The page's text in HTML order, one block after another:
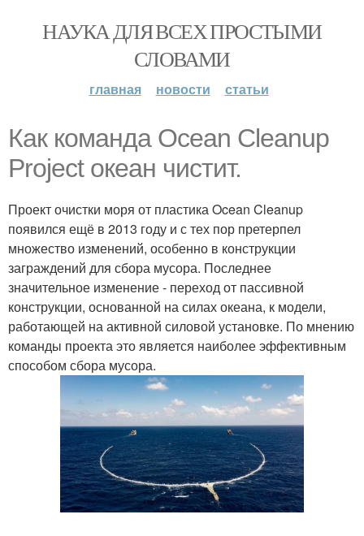
НАУКА ДЛЯ ВСЕХ ПРОСТЫМИ
СЛОВАМИ
главная новости статьи
Как команда Ocean Cleanup
Project океан чистит.
Проект очистки моря от пластика Ocean Cleanup
появился ещё в 2013 году и с тех пор претерпел
множество изменений, особенно в конструкции
заграждений для сбора мусора. Последнее
значительное изменение - переход от пассивной
конструкции, основанной на силах океана, к модели,
работающей на активной силовой установке. По мнению
команды проекта это является наиболее эффективным
способом сбора мусора.